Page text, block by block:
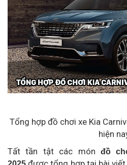
Tổng hợp đồ chơi xe Kia
hiện
Tất tần tật các món đồ